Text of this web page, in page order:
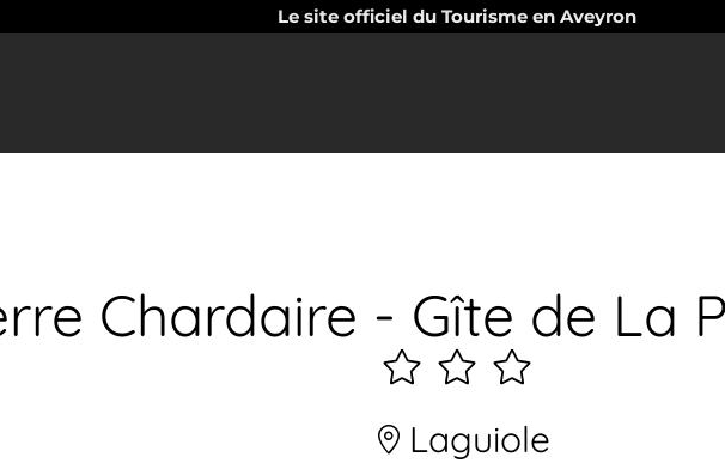
Le site officiel du Tourisme en Aveyron
Chardaire - Gîte de La
3
étoiles
Laguiole